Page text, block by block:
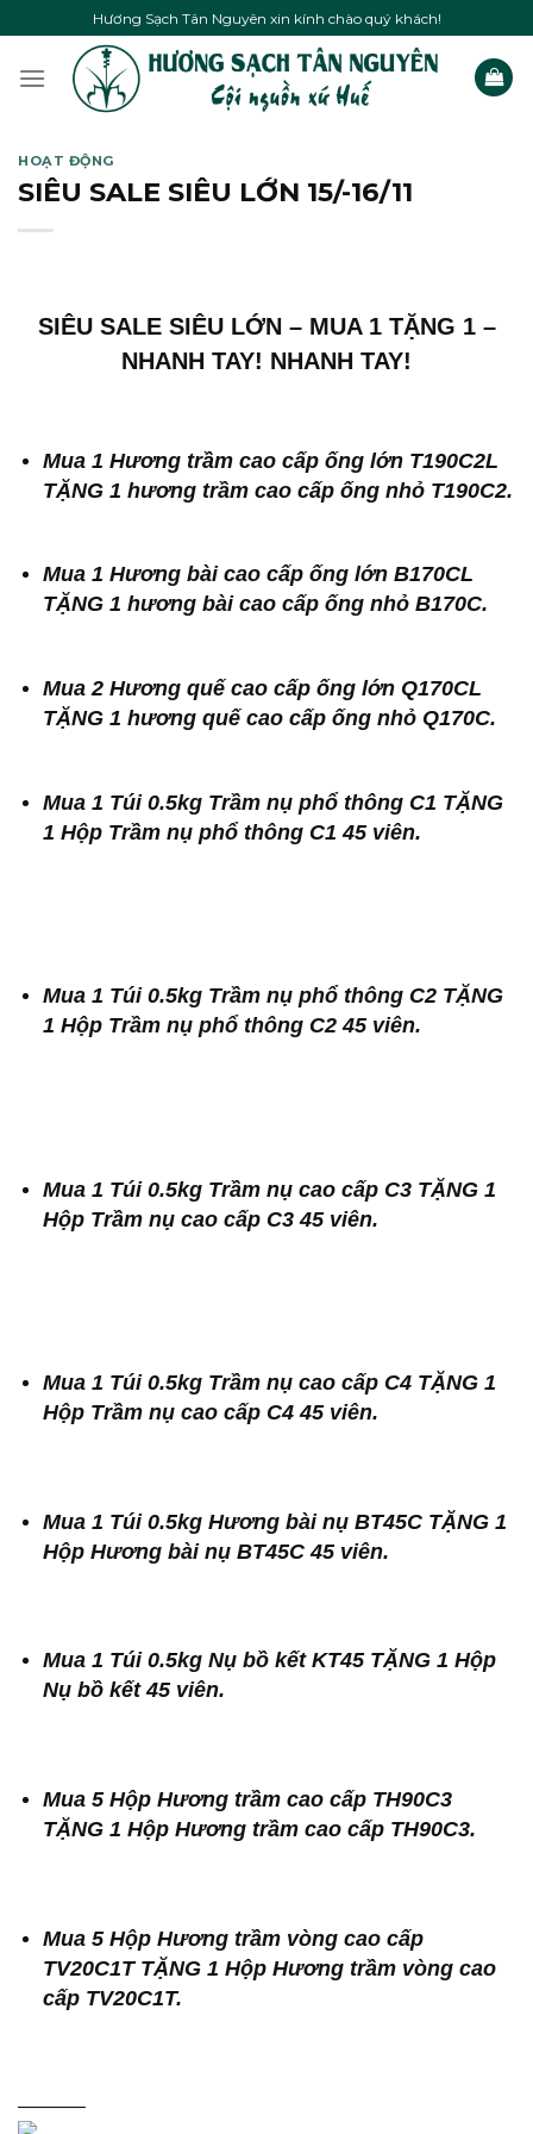
to
content
Hương Sạch Tân Nguyên xin kính chào quý khách!
HOẠT ĐỘNG
SIÊU SALE SIÊU LỚN 15/-16/11
SIÊU SALE SIÊU LỚN – MUA 1 TẶNG 1 –
NHANH TAY! NHANH TAY!
Mua 1 Hương trầm cao cấp ống lớn T190C2L
TẶNG 1 hương trầm cao cấp ống nhỏ T190C2.
Mua 1 Hương bài cao cấp ống lớn B170CL
TẶNG 1 hương bài cao cấp ống nhỏ B170C.
Mua 2 Hương quế cao cấp ống lớn Q170CL
TẶNG 1 hương quế cao cấp ống nhỏ Q170C.
Mua 1 Túi 0.5kg Trầm nụ phổ thông C1 TẶNG
1 Hộp Trầm nụ phổ thông C1 45 viên.
Mua 1 Túi 0.5kg Trầm nụ phổ thông C2 TẶNG
1 Hộp Trầm nụ phổ thông C2 45 viên.
Mua 1 Túi 0.5kg Trầm nụ cao cấp C3 TẶNG 1
Hộp Trầm nụ cao cấp C3 45 viên.
Mua 1 Túi 0.5kg Trầm nụ cao cấp C4 TẶNG 1
Hộp Trầm nụ cao cấp C4 45 viên.
Mua 1 Túi 0.5kg Hương bài nụ BT45C TẶNG 1
Hộp Hương bài nụ BT45C 45 viên.
Mua 1 Túi 0.5kg Nụ bồ kết KT45 TẶNG 1 Hộp
Nụ bồ kết 45 viên.
Mua 5 Hộp Hương trầm cao cấp TH90C3
TẶNG 1 Hộp Hương trầm cao cấp TH90C3.
Mua 5 Hộp Hương trầm vòng cao cấp
TV20C1T TẶNG 1 Hộp Hương trầm vòng cao
cấp TV20C1T.
———–